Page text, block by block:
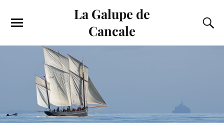
La Galupe de
Cancale